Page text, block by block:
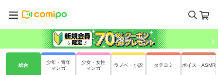
総合
少年・青年
マンガ
少女・女性
マンガ
ラノベ・小説 タテヨミ ボイス・ASMR